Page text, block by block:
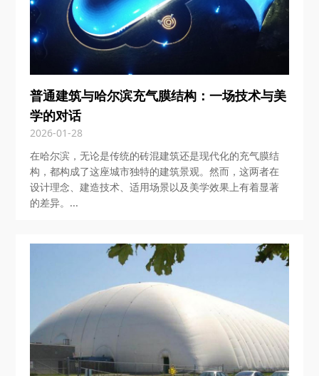
普通建筑与哈尔滨充气膜结构：一场技术与美
学的对话
2026-01-28
在哈尔滨，无论是传统的砖混建筑还是现代化的充气膜结
构，都构成了这座城市独特的建筑景观。然而，这两者在
设计理念、建造技术、适用场景以及美学效果上有着显著
的差异。...